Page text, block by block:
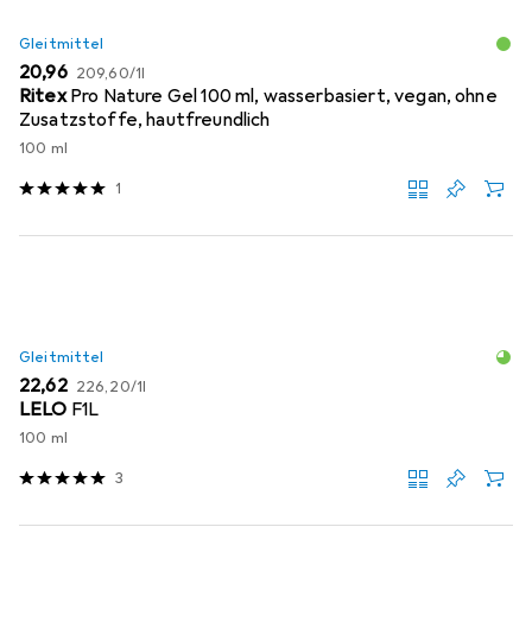
Gleitmittel
EUR
20,96 EUR
209,60/1l
Ritex Pro Nature Gel 100 ml, wasserbasiert, vegan, ohne
Zusatzstoffe, hautfreundlich
100 ml
1
Gleitmittel
EUR
22,62 EUR
226,20/1l
LELO F1L
100 ml
3